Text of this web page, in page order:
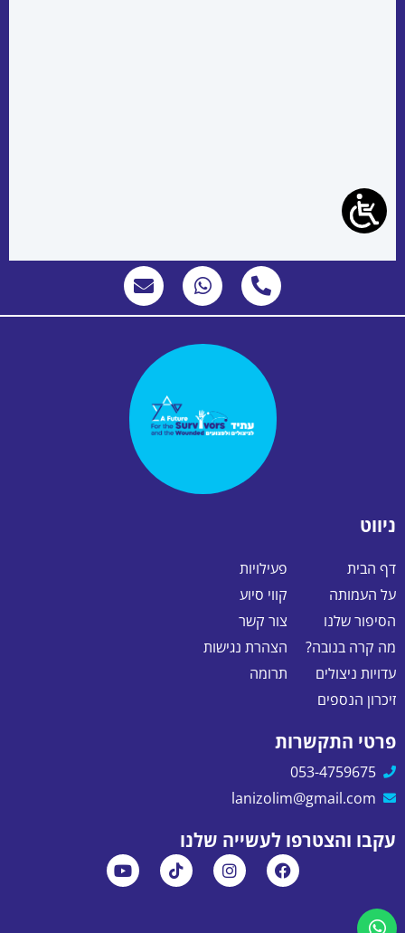
ניווט
דף הבית
על העמותה
הסיפור שלנו
מה קרה בנובה?
עדויות ניצולים
זיכרון הנספים
פעילויות
קווי סיוע
צור קשר
הצהרת נגישות
תרומה
פרטי התקשרות
053-4759675
lanizolim@gmail.com
עקבו והצטרפו לעשייה שלנו